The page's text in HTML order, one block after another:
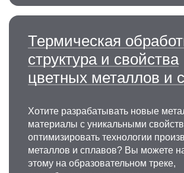
К.т.н., доцент кафедры
Автор более 130 научных
в высокорейтинговых изданиях.
Руководитель грантов РНФ.
интересы: разработка способов
объемных металлических стекол
структурой, изучение их свойств.
bazlov@misis.ru
Термическая
структура и свойства
цветных металлов и
Хотите разрабатывать новые
материалы с уникальными
оптимизировать технологии
металлов и сплавов? Вы можете
этому на образовательном треке,